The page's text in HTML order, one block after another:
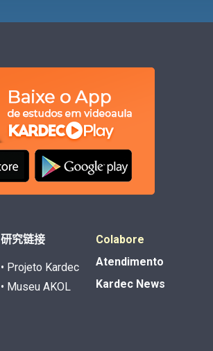
研究链接
• Projeto Kardec
• Museu AKOL
Colabore
Atendimento
Kardec News